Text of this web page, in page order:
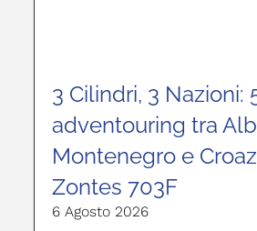
3 Cilindri, 3 Nazioni:
adventouring tra
Montenegro e
Zontes 703F
6 Agosto 2026